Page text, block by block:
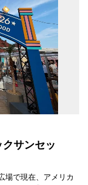
サンセッ
場で現在、アメリカ